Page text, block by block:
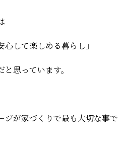
心して楽しめる暮らし」
思っています。
が家づくりで最も大切な事で